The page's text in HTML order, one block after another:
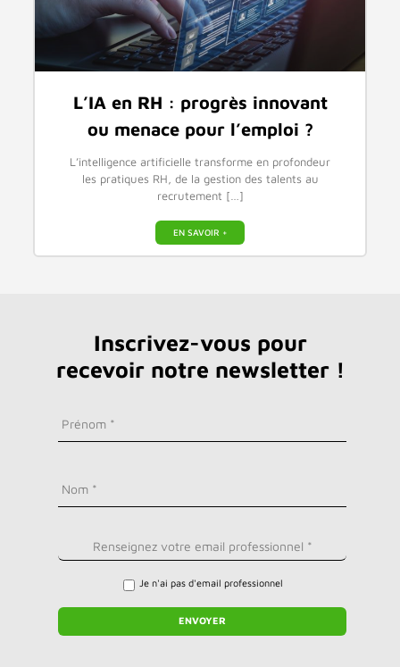
L’IA en RH : progrès innovant
ou menace pour l’emploi ?
L’intelligence artificielle transforme en profondeur
les pratiques RH, de la gestion des talents au
recrutement […]
EN SAVOIR +
Inscrivez-vous pour
recevoir notre newsletter !
Je n'ai pas d'email professionnel